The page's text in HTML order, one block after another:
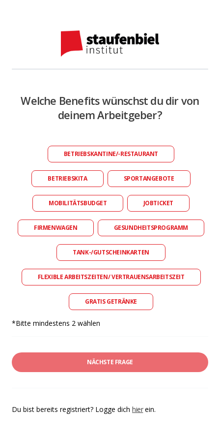
Welche Benefits wünschst du dir von
deinem Arbeitgeber?
BETRIEBSKANTINE/-RESTAURANT
BETRIEBSKITA SPORTANGEBOTE
MOBILITÄTSBUDGET JOBTICKET
FIRMENWAGEN GESUNDHEITSPROGRAMM
TANK-/GUTSCHEINKARTEN
FLEXIBLE ARBEITSZEITEN/ VERTRAUENSARBEITSZEIT
GRATIS GETRÄNKE
*Bitte mindestens 2 wählen
NÄCHSTE FRAGE
Du bist bereits registriert? Logge dich hierein.